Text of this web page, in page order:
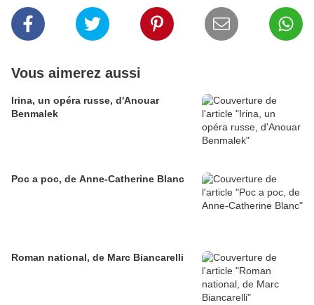
Vous aimerez aussi
Irina, un opéra russe, d'Anouar
Benmalek
Poc a poc, de Anne-Catherine Blanc
Roman national, de Marc Biancarelli